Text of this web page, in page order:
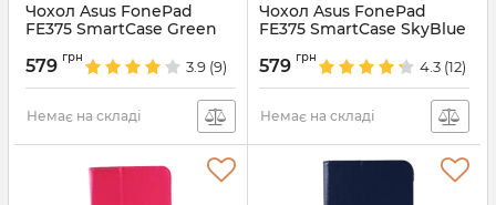
Чохол Asus FonePad
FE375 SmartCase Green
579 грн
3.9 (9)
Немає на складі
Чохол Asus FonePad
FE375 SmartCase SkyBlue
579 грн
4.3 (12)
Немає на складі